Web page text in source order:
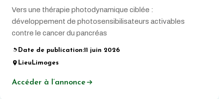
Vers une thérapie photodynamique ciblée :
développement de photosensibilisateurs activables
contre le cancer du pancréas
Date de publication:11 juin 2026
Lieu Limoges
Accéder à l’annonce